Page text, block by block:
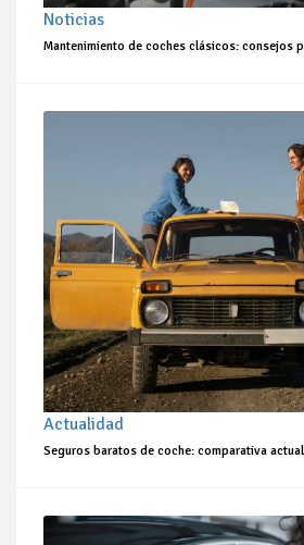
Noticias
Mantenimiento de coches clásicos: consejos
Actualidad
Seguros baratos de coche: comparativa